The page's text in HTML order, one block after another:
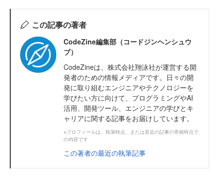
この記事の著者
CodeZine編集部（コードジンヘンシュウ
ブ）
CodeZineは、株式会社翔泳社が運営する開
発者のための情報メディアです。日々の開
発に取り組むエンジニアやテクノロジーを
学びたい方に向けて、プログラミングやAI
活用、開発ツール、エンジニアの学びとキ
ャリアに関する記事をお届けしています。
※プロフィールは、執筆時点、または直近の記事の寄稿時点で
の内容です
この著者の最近の執筆記事